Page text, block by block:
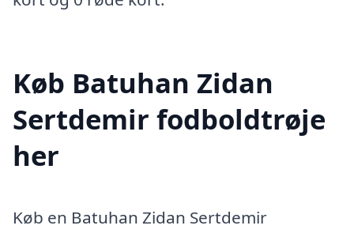
Køb Batuhan Zidan
Sertdemir fodboldtrøje
her
Køb en Batuhan Zidan Sertdemir